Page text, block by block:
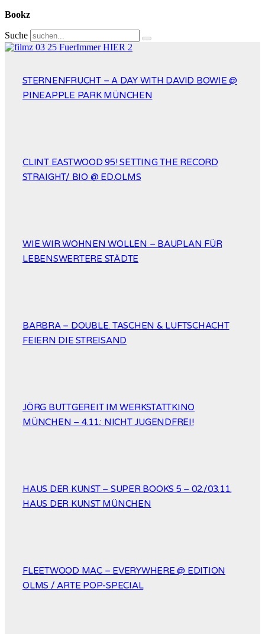
Bookz
Suche
STERNENFRUCHT – A DAY WITH DAVID BOWIE @
PINEAPPLE PARK MÜNCHEN
CLINT EASTWOOD 95! SETTING THE RECORD
STRAIGHT/ BIO @ ED.OLMS
WIE WIR WOHNEN WOLLEN – BAUPLAN FÜR
LEBENSWERTERE STÄDTE
BARBRA – DOUBLE. TASCHEN & LUFTSCHACHT
FEIERN DIE STREISAND
JÖRG BUTTGEREIT IM WERKSTATTKINO
MÜNCHEN – 4.11.: NICHT JUGENDFREI!
HAUS DER KUNST – SUPER BOOKS 5 – 02./03.11.
HAUS DER KUNST MÜNCHEN
FLEETWOOD MAC – EVERYWHERE @ EDITION
OLMS / ARTE POP-SPECIAL